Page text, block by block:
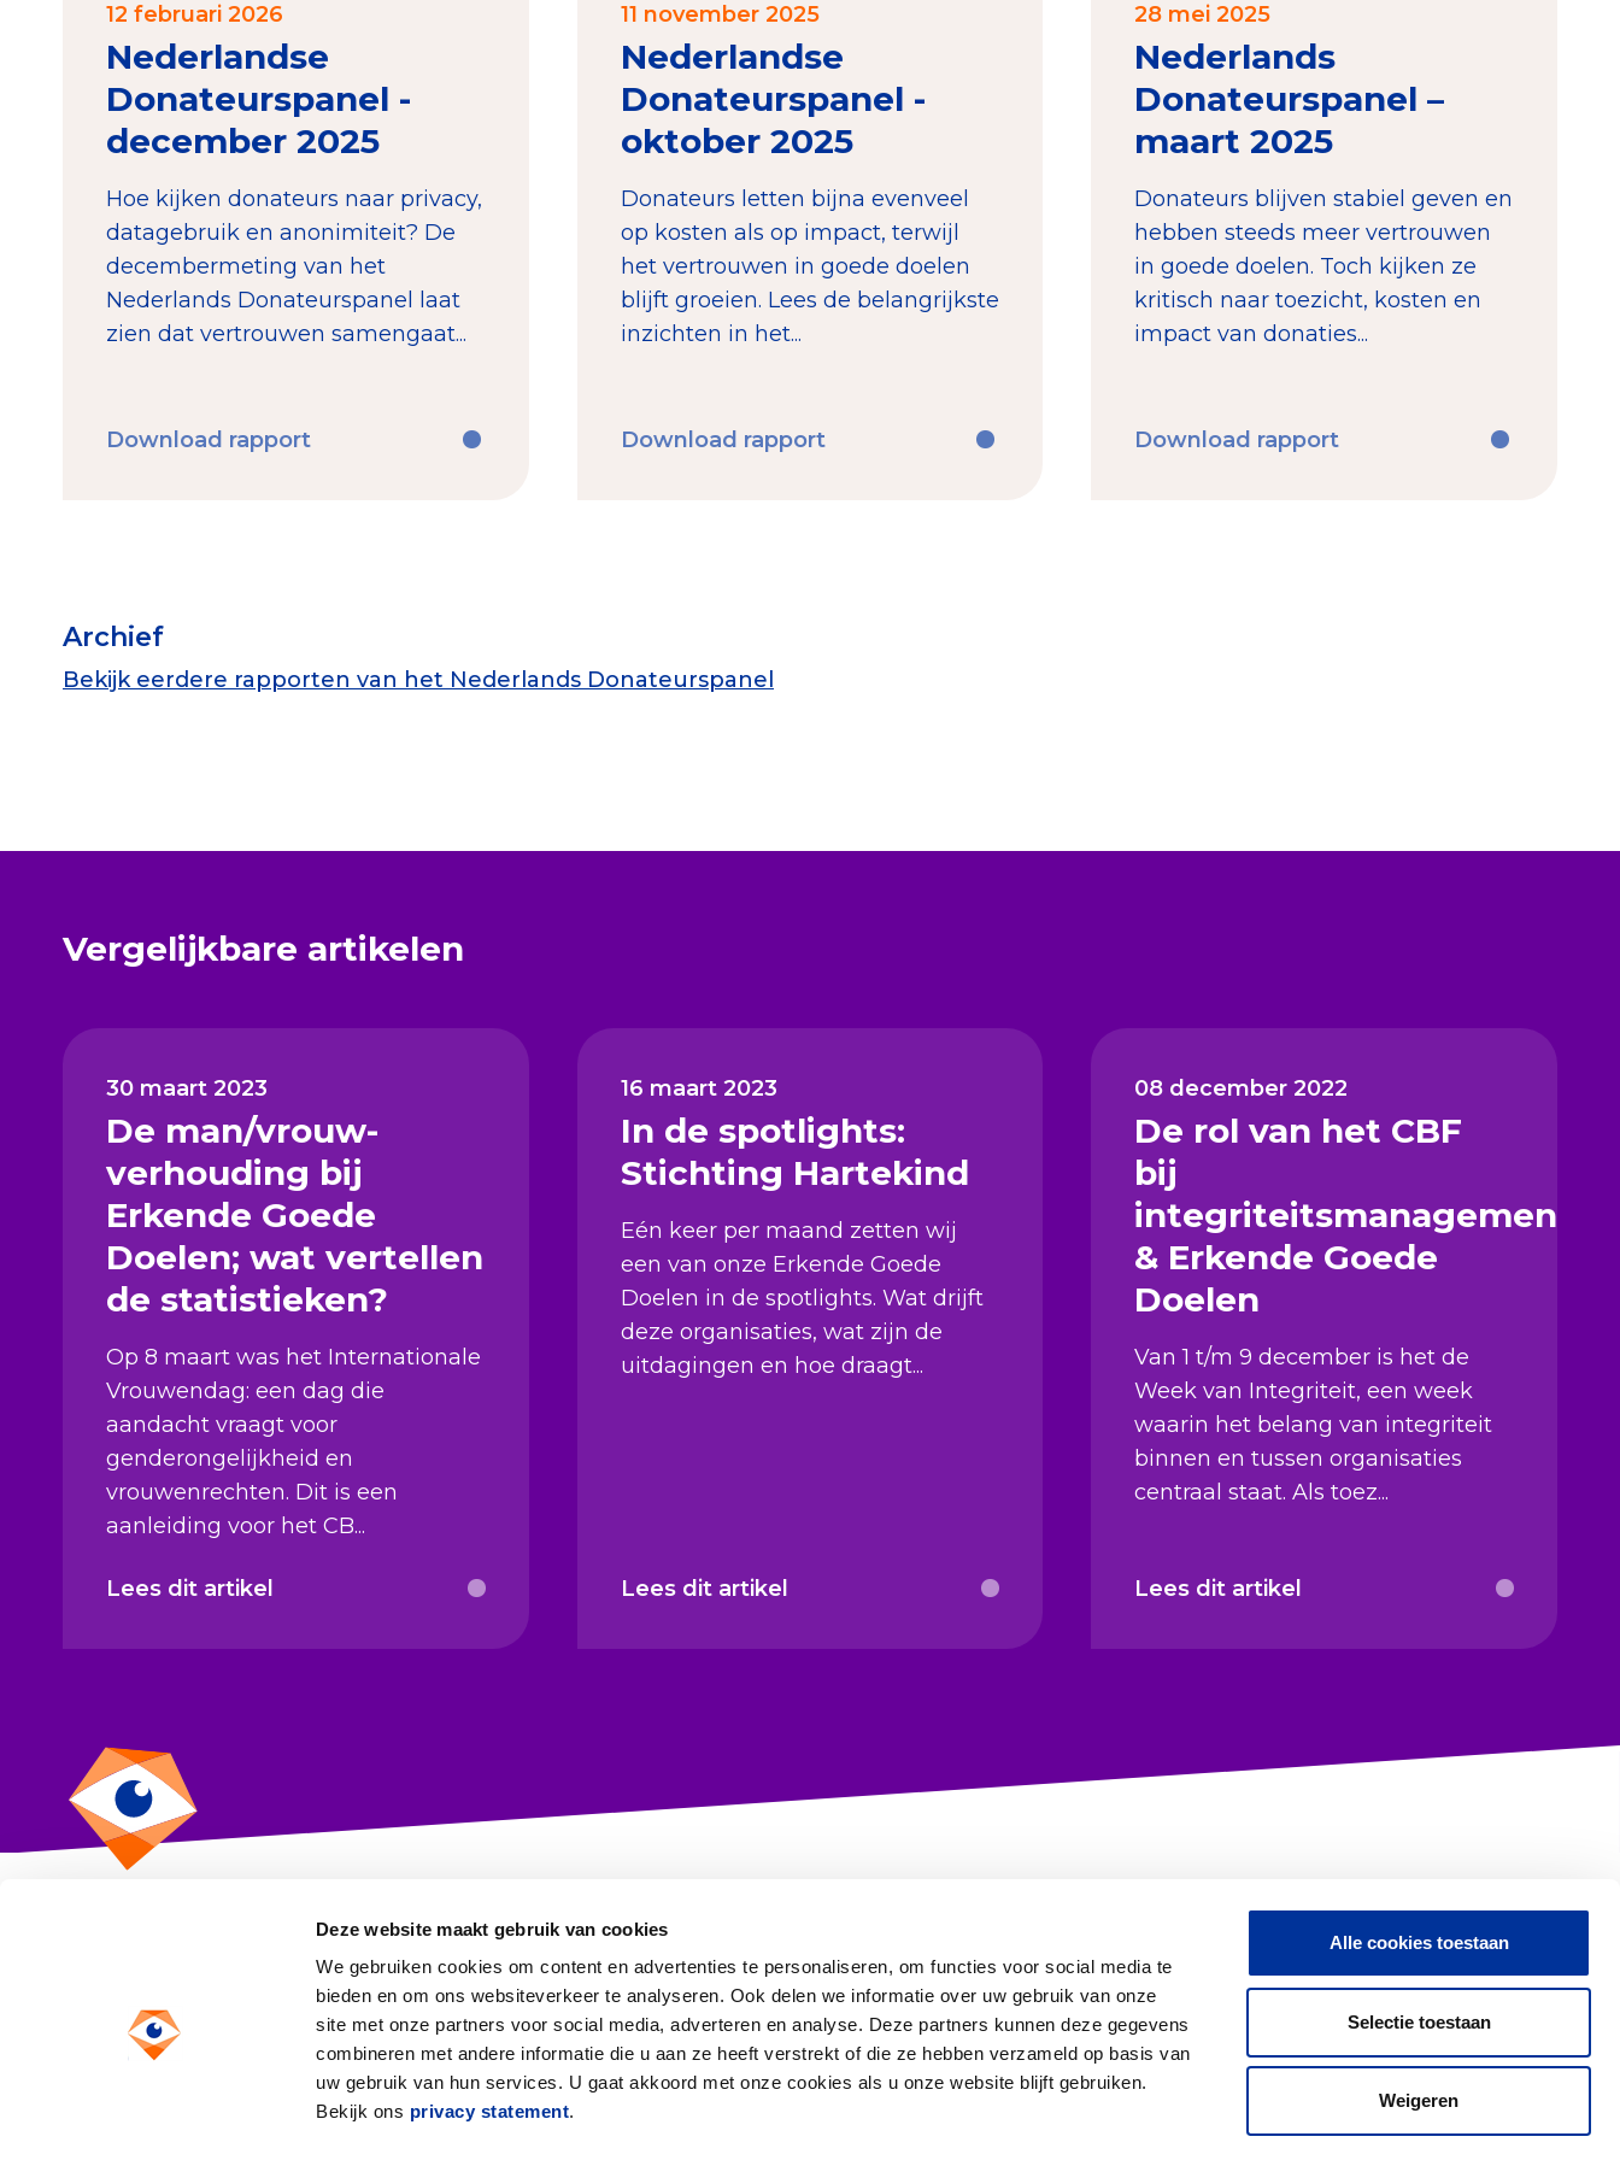
Deze website maakt gebruik van cookies
We gebruiken cookies om content en advertenties te personaliseren, om functies voor social media te
bieden en om ons websiteverkeer te analyseren. Ook delen we informatie over uw gebruik van onze
site met onze partners voor social media, adverteren en analyse. Deze partners kunnen deze gegevens
combineren met andere informatie die u aan ze heeft verstrekt of die ze hebben verzameld op basis van
uw gebruik van hun services. U gaat akkoord met onze cookies als u onze website blijft gebruiken.
Bekijk ons privacy statement.
Alle cookies toestaan
Selectie toestaan
Weigeren
12 februari 2026
Nederlandse
Donateurspanel -
december 2025
Hoe kijken donateurs naar privacy,
datagebruik en anonimiteit? De
decembermeting van het
Nederlands Donateurspanel laat
zien dat vertrouwen samengaat...
Download rapport
11 november 2025
Nederlandse
Donateurspanel -
oktober 2025
Donateurs letten bijna evenveel
op kosten als op impact, terwijl
het vertrouwen in goede doelen
blijft groeien. Lees de belangrijkste
inzichten in het...
Download rapport
28 mei 2025
Nederlands
Donateurspanel –
maart 2025
Donateurs blijven stabiel geven en
hebben steeds meer vertrouwen
in goede doelen. Toch kijken ze
kritisch naar toezicht, kosten en
impact van donaties...
Download rapport
Archief
Bekijk eerdere rapporten van het Nederlands Donateurspanel
Vergelijkbare artikelen
30 maart 2023
De man/vrouw-
verhouding bij
Erkende Goede
Doelen; wat vertellen
de statistieken?
Op 8 maart was het Internationale
Vrouwendag: een dag die
aandacht vraagt voor
genderongelijkheid en
vrouwenrechten. Dit is een
aanleiding voor het CB...
Lees dit artikel
16 maart 2023
In de spotlights:
Stichting Hartekind
Eén keer per maand zetten wij
een van onze Erkende Goede
Doelen in de spotlights. Wat drijft
deze organisaties, wat zijn de
uitdagingen en hoe draagt...
Lees dit artikel
08 december 2022
De rol van het CBF
bij
integriteitsmanagement
& Erkende Goede
Doelen
Van 1 t/m 9 december is het de
Week van Integriteit, een week
waarin het belang van integriteit
binnen en tussen organisaties
centraal staat. Als toez...
Lees dit artikel
Toezicht op goeddoen
Anthony Fokkerweg 1
1059 CM Amsterdam
Information in English Proclaimer & Privacy